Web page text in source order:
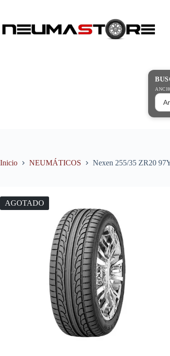
Búsqueda
de
Inicio NEUMÁTICOS Nexen 255/35 ZR20
AGOTADO